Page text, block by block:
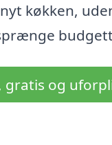
køkken,
gratis og